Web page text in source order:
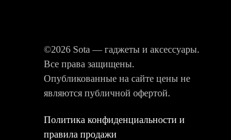
©2026 Sota — гаджеты и аксессуары.
Все права защищены.
Опубликованные на сайте цены не
являются публичной офертой.
Политика конфиденциальности и
правила продажи